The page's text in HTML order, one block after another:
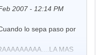
2007 - 12:14 PM
lo sepa paso por
MAS